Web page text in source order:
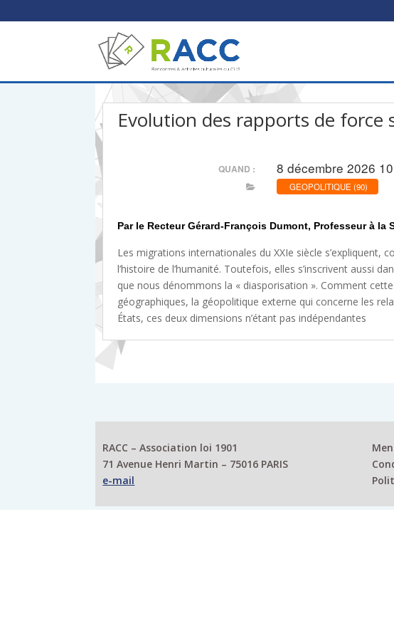
Evolution des rapports de force
QUAND : 8 décembre 2026
GEOPOLITIQUE (90)
Par le Recteur Gérard-François Dumont, Professeur à la
Les migrations internationales du XXIe siècle
l’histoire de l’humanité. Toutefois, elles s’inscrivent aussi
que nous dénommons la « diasporisation ». Comment
géographiques, la géopolitique externe qui concerne les
États, ces deux dimensions n’étant pas indépendantes
RACC – Association loi 1901
71 Avenue Henri Martin – 75016 PARIS
e-mail